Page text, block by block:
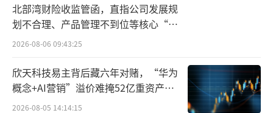
北部湾财险收监管函，直指公司发展规
划不合理、产品管理不到位等核心“痛
点”
2026-08-06 09:43:25
欣天科技易主背后藏六年对赌，“华为
概念+AI营销”溢价难掩52亿重资产考
验
2026-08-05 14:14:15